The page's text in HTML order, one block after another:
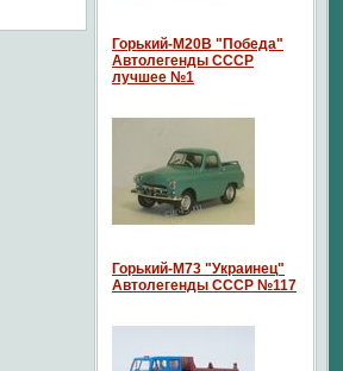
Горький-М20В "Победа"
Автолегенды СССР
лучшее №1
Горький-М73 "Украинец"
Автолегенды СССР №117